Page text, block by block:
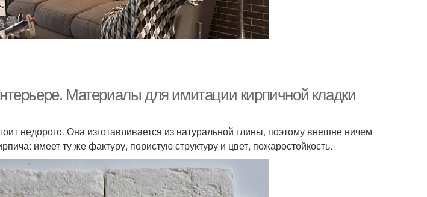
Материалы для имитации кирпичной кладки
недорого. Она изготавливается из натуральной глины, поэтому внешне ничем
имеет ту же фактуру, пористую структуру и цвет, пожаростойкость.